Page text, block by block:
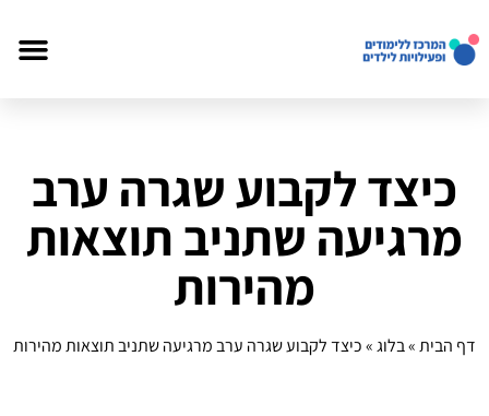
כיצד לקבוע שגרה ערב
מרגיעה שתניב תוצאות
מהירות
דף הבית»בלוג»כיצד לקבוע שגרה ערב מרגיעה שתניב תוצאות מהירות